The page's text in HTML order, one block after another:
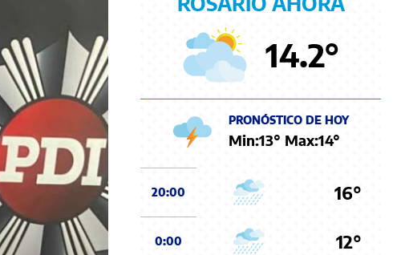
14.2°
PRONÓSTICO DE HOY
Min:13° Max:14°
20:00 16°
0:00 12°